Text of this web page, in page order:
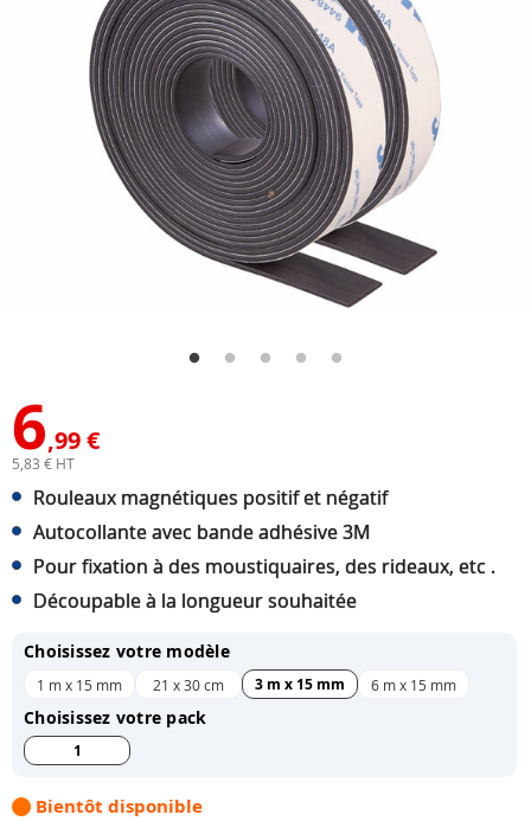
6,99 €
5,83 € HT
Rouleaux magnétiques positif et négatif
Autocollante avec bande adhésive 3M
Pour fixation à des moustiquaires, des rideaux, etc .
Découpable à la longueur souhaitée
Choisissez votre modèle
1 m x 15 mm 21 x 30 cm 3 m x 15 mm 6 m x 15 mm
Choisissez votre pack
1
Bientôt disponible